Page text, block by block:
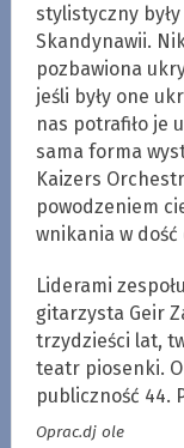
stylistyczny
Skandynawii.
pozbawiona
jeśli były one
nas potrafiło je
sama forma
Kaizers
powodzeniem
wnikania w
Liderami
gitarzysta Geir
trzydzieści lat,
teatr piosenki.
publiczność 44.
Oprac.dj ole